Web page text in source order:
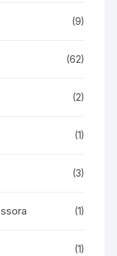
(9)
(62)
(2)
(1)
(3)
(1)
(1)